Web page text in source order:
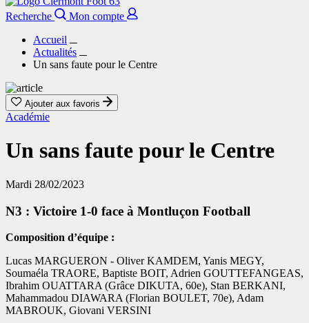
Recherche
Mon compte
Accueil
Actualités
Un sans faute pour le Centre
Ajouter aux favoris
Académie
Un sans faute pour le Centre
Mardi 28/02/2023
N3 : Victoire 1-0 face à Montluçon Football
Composition d’équipe :
Lucas MARGUERON - Oliver KAMDEM, Yanis MEGY,
Soumaéla TRAORE, Baptiste BOIT, Adrien GOUTTEFANGEAS,
Ibrahim OUATTARA (Grâce DIKUTA, 60e), Stan BERKANI,
Mahammadou DIAWARA (Florian BOULET, 70e), Adam
MABROUK, Giovani VERSINI